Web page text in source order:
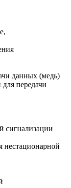
данных (медь)
передачи
сигнализации
нестационарной